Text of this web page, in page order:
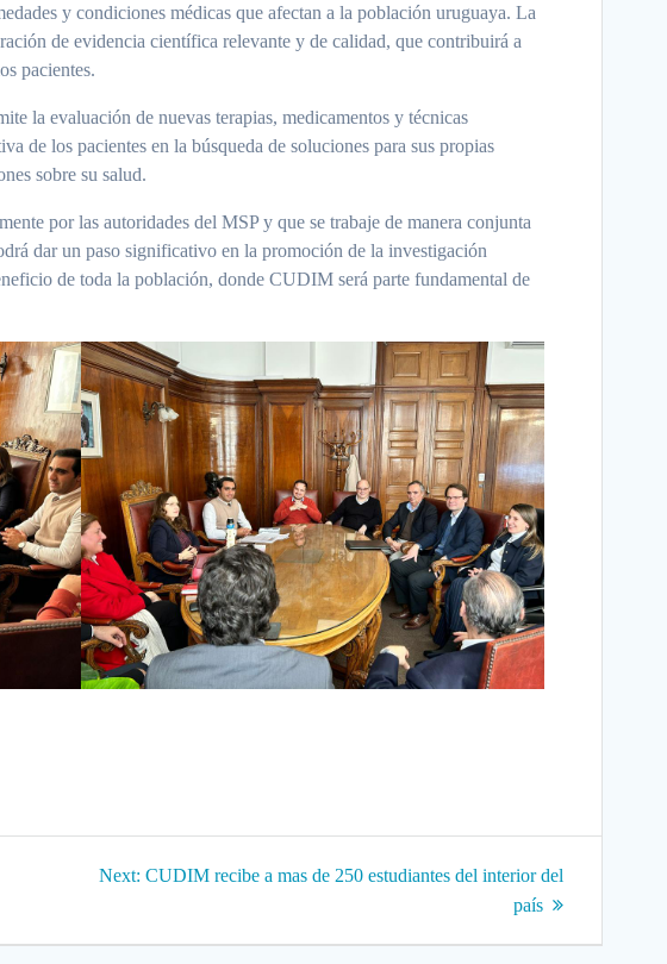
y condiciones médicas que afectan a la población uruguaya. La
de evidencia científica relevante y de calidad, que contribuirá a
pacientes.
la evaluación de nuevas terapias, medicamentos y técnicas
de los pacientes en la búsqueda de soluciones para sus propias
sobre su salud.
por las autoridades del MSP y que se trabaje de manera conjunta
dar un paso significativo en la promoción de la investigación
de toda la población, donde CUDIM será parte fundamental de
Next: Next
CUDIM recibe a mas de 250 estudiantes del interior del
país